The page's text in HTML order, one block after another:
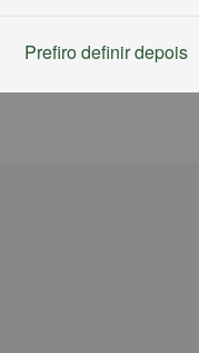
Prefiro definir depois